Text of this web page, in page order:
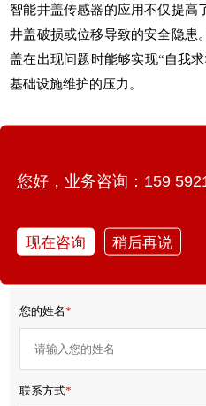
智能井盖传感器的应用不仅提高
井盖破损或位移导致的安全隐患
盖在出现问题时能够实现“自我
基础设施维护的压力。
上一篇：智能加速度监测仪的工
您的姓名*
联系方式*
您好，业务咨询：159
现在咨询 稍后再说